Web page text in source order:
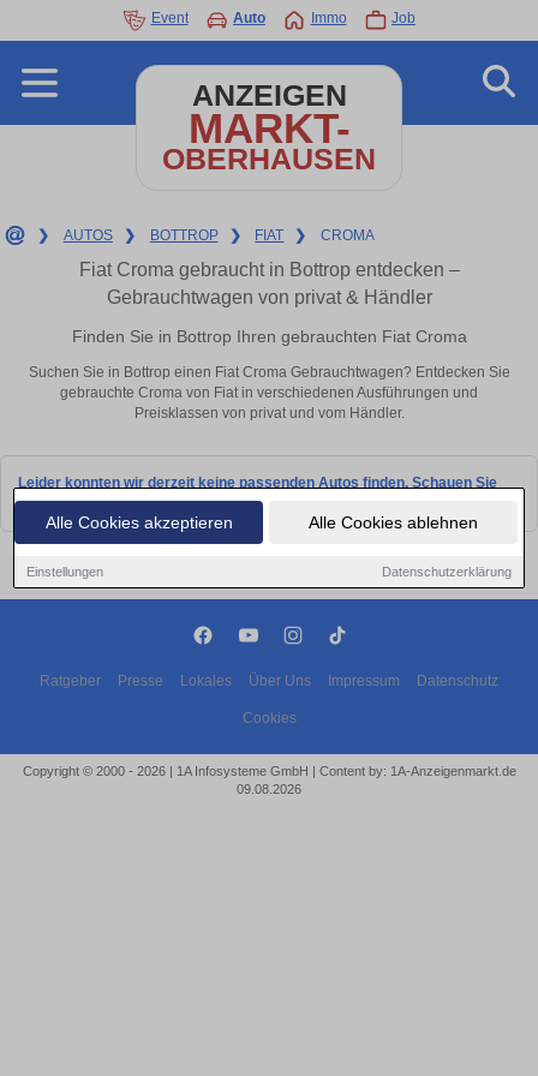
Alle Cookies akzeptieren Alle Cookies ablehnen
Einstellungen Datenschutzerklärung
Event Auto Immo Job
ANZEIGEN
MARKT-
OBERHAUSEN
❯ AUTOS ❯ BOTTROP ❯ FIAT ❯ CROMA
Fiat Croma gebraucht in Bottrop entdecken –
Gebrauchtwagen von privat & Händler
Finden Sie in Bottrop Ihren gebrauchten Fiat Croma
Suchen Sie in Bottrop einen Fiat Croma Gebrauchtwagen? Entdecken Sie
gebrauchte Croma von Fiat in verschiedenen Ausführungen und
Preisklassen von privat und vom Händler.
Leider konnten wir derzeit keine passenden Autos finden. Schauen Sie
bald wieder vorbei!
Ratgeber Presse Lokales Über Uns Impressum Datenschutz
Cookies
Copyright © 2000 - 2026 | 1A Infosysteme GmbH | Content by: 1A-Anzeigenmarkt.de
09.08.2026